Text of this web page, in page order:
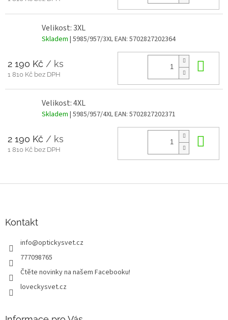
Velikost: 3XL
Skladem | 5985/957/3XLEAN: 5702827202364
2 190 Kč / ks
1 810 Kč bez DPH
Velikost: 4XL
Skladem | 5985/957/4XLEAN: 5702827202371
2 190 Kč / ks
1 810 Kč bez DPH
Kontakt
info@optickysvet.cz
777098765
Čtěte novinky na našem Facebooku!
loveckysvet.cz